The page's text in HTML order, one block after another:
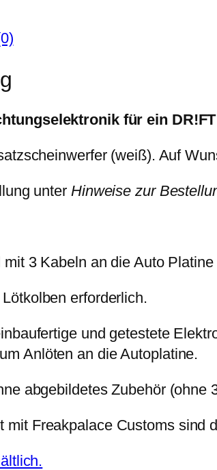
für ein
(weiß). Auf
unter Hinweise zur
3 Kabeln an die Auto
erforderlich.
und getestete
Anlöten an die Autoplatine.
abgebildetes Zubehör (ohne
mit Freakpalace Customs sind